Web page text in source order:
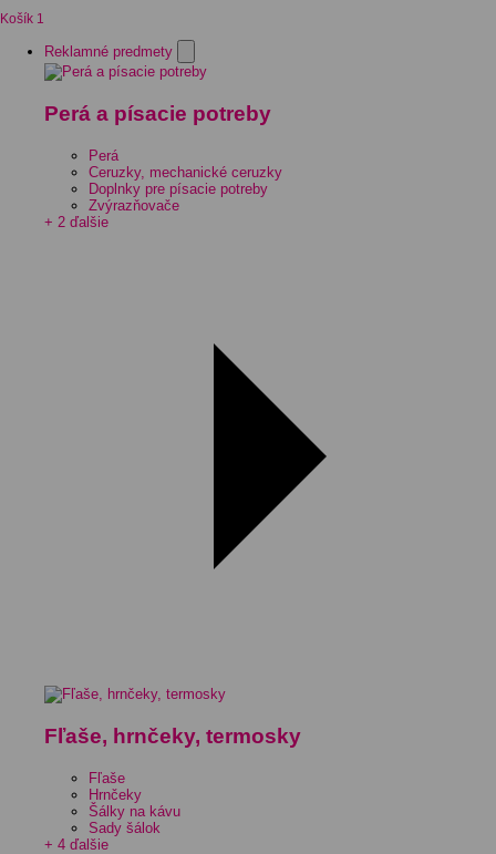
Košík 1
Reklamné predmety
Perá a písacie potreby
Perá
Ceruzky, mechanické ceruzky
Doplnky pre písacie potreby
Zvýrazňovače
+ 2 ďalšie
Fľaše, hrnčeky, termosky
Fľaše
Hrnčeky
Šálky na kávu
Sady šálok
+ 4 ďalšie